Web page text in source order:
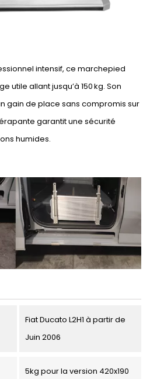
intensif, ce marchepied
utile allant jusqu’à 150 kg. Son
gain de place sans compromis sur
garantit une sécurité
humides.
Fiat Ducato L2H1 à partir de
Juin 2006
5kg pour la version 420x190